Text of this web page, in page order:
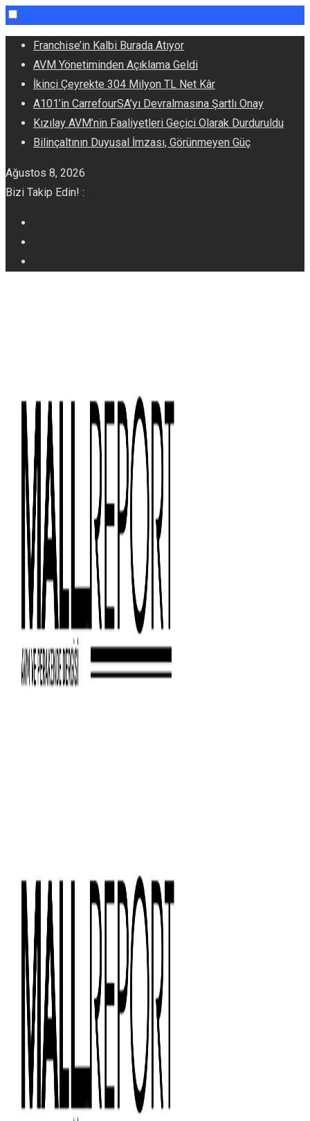
Skip
content
Franchise’in Kalbi Burada Atıyor
AVM Yönetiminden Açıklama Geldi
İkinci Çeyrekte 304 Milyon TL Net Kâr
A101’in CarrefourSA’yı Devralmasına Şartlı Onay
Kızılay AVM’nin Faaliyetleri Geçici Olarak Durduruldu
Bilinçaltının Duyusal İmzası, Görünmeyen Güç
Ağustos 8, 2026
Bizi Takip Edin! :